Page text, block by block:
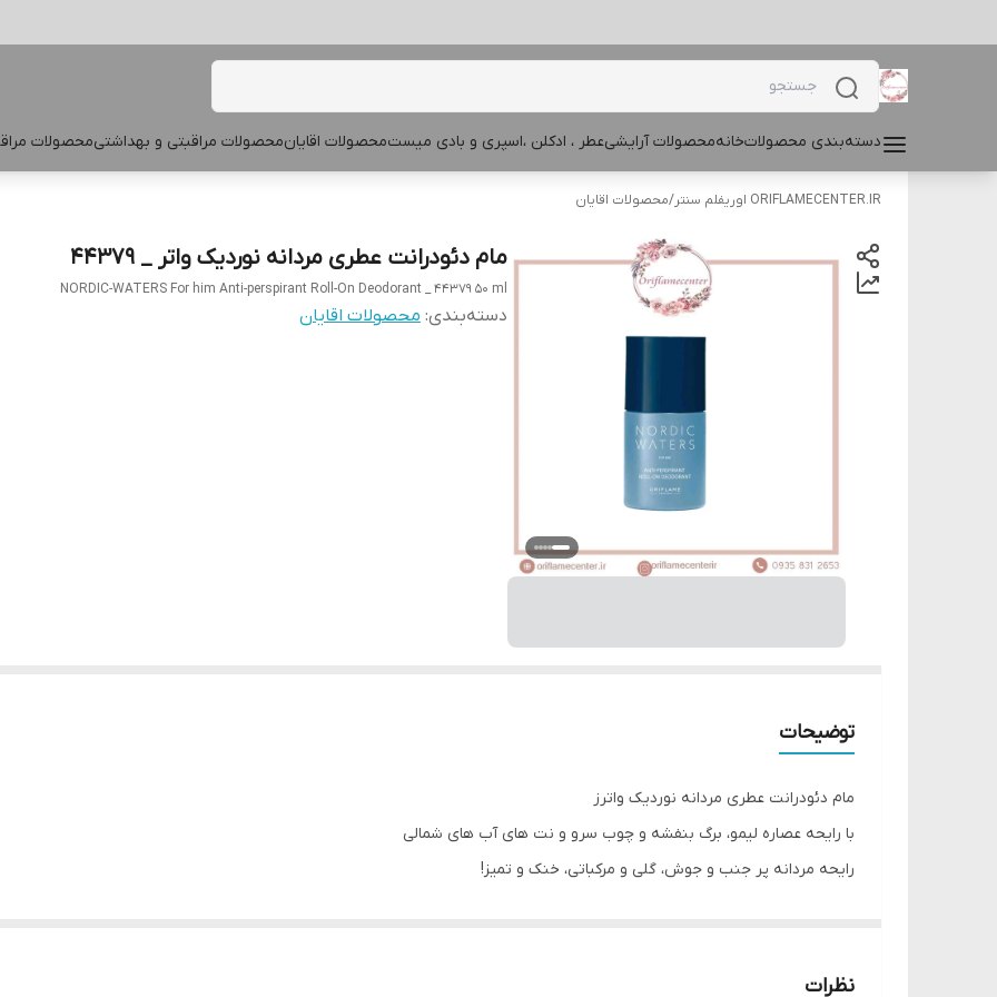
دسته‌بندی محصولاتخانهمحصولات آرایشیعطر ، ادکلن ،اسپری و بادی میستمحصولات اقایانمحصولات مراقبتی و بهداشتیمحصولات
ORIFLAMECENTER.IR اوریفلم سنتر /محصولات اقایان
مام دئودرانت عطری مردانه نوردیک واتر _ 44379
NORDIC-WATERS For him Anti-perspirant Roll-On Deodorant _ 44379 50 ml
دسته‌بندی: محصولات اقایان
توضیحات
مام دئودرانت عطری مردانه نوردیک واترز
با رایحه عصاره لیمو، برگ بنفشه و چوب سرو و نت های آب های شمالی
رایحه مردانه پر جنب و جوش، گلی و مرکباتی، خنک و تمیز!
دنیای آب ها، همیشه با طراوت و مسحور کننده س، این رایحه زیبا با طراحی بطری معاصر، ، تضادهای دنیای آب را به تصویر می کشد.
نظرات